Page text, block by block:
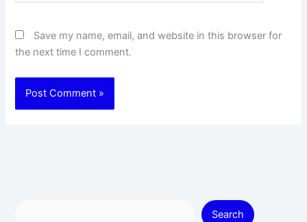
Save my name, email, and website in this browser for
the next time I comment.
Search